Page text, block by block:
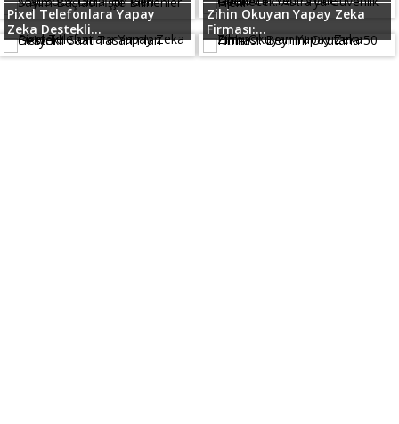
Pixel Telefonlara Yapay
Zeka Destekli...
Zihin Okuyan Yapay Zeka
Firması:...